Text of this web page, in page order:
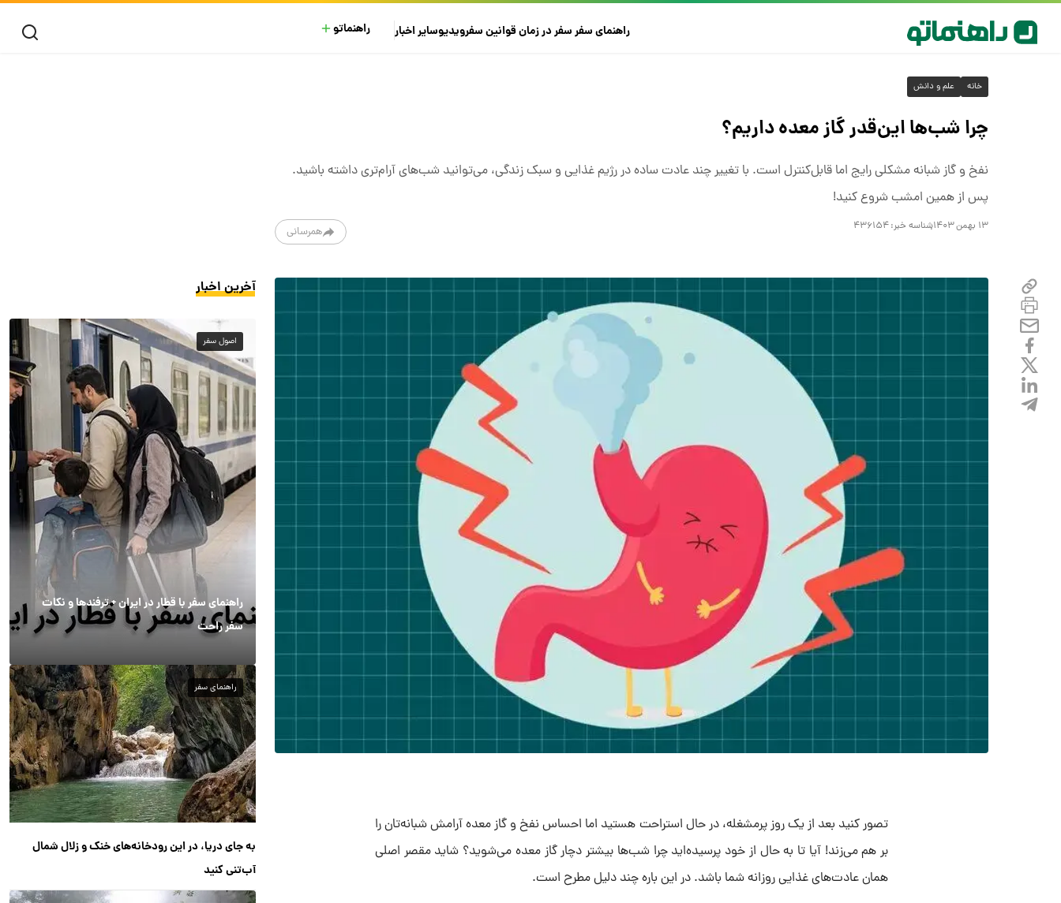
راهنمای سفرسفر در زمانقوانین سفرویدیوسایراخبار راهنماتو
خانه علم و دانش
چرا شب‌ها این‌قدر گاز معده داریم؟
نفخ و گاز شبانه مشکلی رایج اما قابل‌کنترل است. با تغییر چند عادت ساده در رژیم غذایی و سبک زندگی، می‌توانید شب‌های آرام‌تری داشته باشید.
پس از همین امشب شروع کنید!
۱۳ بهمن ۱۴۰۳ شناسه خبر:۴۳۶۱۵۴ همرسانی
تصور کنید بعد از یک روز پرمشغله، در حال استراحت هستید اما احساس نفخ و گاز معده آرامش شبانه‌تان را
بر هم می‌زند! آیا تا به حال از خود پرسیده‌اید چرا شب‌ها بیشتر دچار گاز معده می‌شوید؟ شاید مقصر اصلی
همان عادت‌های غذایی روزانه شما باشد. در این باره چند دلیل مطرح است.
آخرین اخبار
اصول سفر
راهنمای سفر با قطار در ایران + ترفندها و نکات
سفر راحت
راهنمای سفر
به جای دریا، در این رودخانه‌های خنک و زلال شمال
آب‌تنی کنید